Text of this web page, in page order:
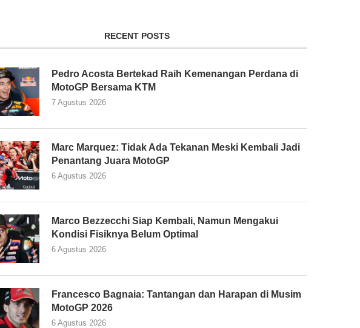
RECENT POSTS
Pedro Acosta Bertekad Raih Kemenangan Perdana di
MotoGP Bersama KTM
7 Agustus 2026
Marc Marquez: Tidak Ada Tekanan Meski Kembali Jadi
Penantang Juara MotoGP
6 Agustus 2026
Marco Bezzecchi Siap Kembali, Namun Mengakui
Kondisi Fisiknya Belum Optimal
6 Agustus 2026
Francesco Bagnaia: Tantangan dan Harapan di Musim
MotoGP 2026
6 Agustus 2026